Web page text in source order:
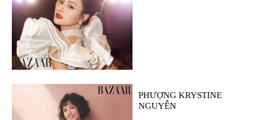
PHƯỢNG KRYSTINE
NGUYỄN